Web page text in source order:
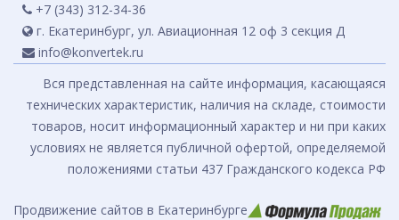
+7 (343) 312-34-36
г. Екатеринбург, ул. Авиационная 12 оф 3 секция Д
info@konvertek.ru
Вся представленная на сайте информация, касающаяся
технических характеристик, наличия на складе, стоимости
товаров, носит информационный характер и ни при каких
условиях не является публичной офертой, определяемой
положениями статьи 437 Гражданского кодекса РФ
Продвижение сайтов в Екатеринбурге